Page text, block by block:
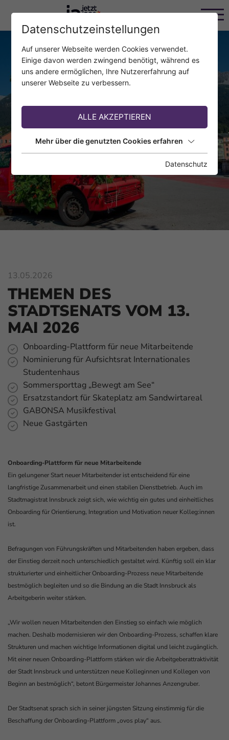
13.05.2026
THEMEN DES
STADTSENATS VOM 13.
MAI 2026
Onboarding-Plattform für neue Mitarbeitende
Nominierung für Aufsichtsrat Internationales
Studentenhaus
Sommersporttag „Bewegt am See“
Ersatzstandort für Skateplatz am Sandwirtareal
GABONSA Musikfestival
Neue Gastgärten
Onboarding-Plattform für neue Mitarbeitende
Ein gelungener Start neuer Mitarbeitender ist entscheidend für eine
langfristige Zusammenarbeit und einen stabilen Dienstbetrieb. Auch im
Stadtmagistrat Innsbruck zeigt sich, wie wichtig ein gutes und einheitliches
Onboarding für Orientierung, Integration und Motivation neuer Kolleg:innen
ist.
Befragungen von Führungskräften und Mitarbeitenden haben ergeben, dass
der Einstieg derzeit noch unterschiedlich gestaltet wird. Künftig soll ein klar
strukturierter und einheitlicher Onboarding-Prozess neue Mitarbeitende
bestmöglich begleiten und so die Bindung an die Stadt Innsbruck als
Arbeitgeberin weiter stärken.
„Wir wollen neuen Mitarbeitenden den Einstieg so einfach wie möglich
machen. Deshalb modernisieren wir den Onboarding-Prozess, schaffen klare
Strukturen und machen wichtige Informationen digital und leicht zugänglich.
Mit einer neuen Onboarding-Plattform stärken wir die Arbeitgeberattraktivität
der Stadt Innsbruck und unterstützen neue Kolleginnen und Kollegen von
Beginn an bestmöglich“, betont Bürgermeister Johannes Anzengruber.
Der Stadtsenat sprach sich in seiner jüngsten Sitzung einstimmig für die
Beschaffung der Onboarding-Plattform „ovos play“ aus.
Datenschutzeinstellungen
Auf unserer Webseite werden Cookies verwendet.
Einige davon werden zwingend benötigt, während es
uns andere ermöglichen, Ihre Nutzererfahrung auf
unserer Webseite zu verbessern.
ALLE AKZEPTIEREN
Mehr über die genutzten Cookies erfahren
Datenschutz